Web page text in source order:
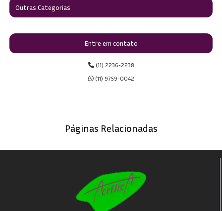
Outras Categorias
Entre em contato
(11) 2236-2238
(11) 9759-0042
Páginas Relacionadas